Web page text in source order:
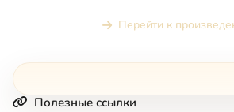
Перейти к
Полезные ссылки